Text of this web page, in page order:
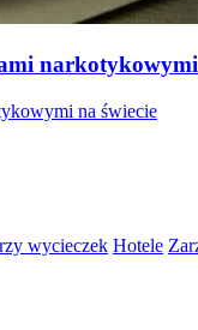
narkotykowymi
na świecie
wycieczek Hotele